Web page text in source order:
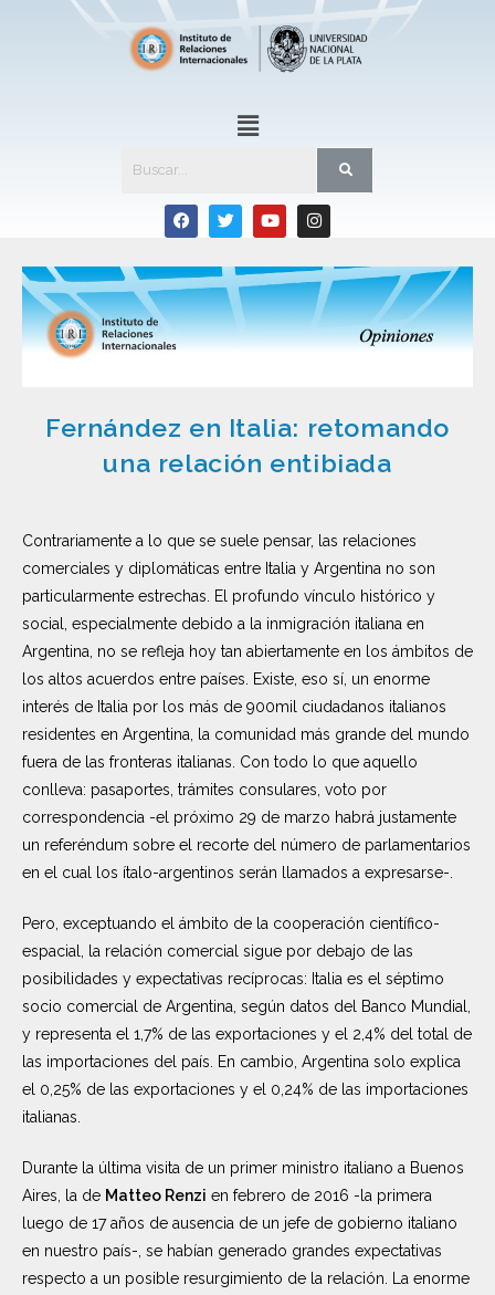
Fernández en Italia: retomando
una relación entibiada
Contrariamente a lo que se suele pensar, las relaciones
comerciales y diplomáticas entre Italia y Argentina no son
particularmente estrechas. El profundo vínculo histórico y
social, especialmente debido a la inmigración italiana en
Argentina, no se refleja hoy tan abiertamente en los ámbitos de
los altos acuerdos entre países. Existe, eso sí, un enorme
interés de Italia por los más de 900mil ciudadanos italianos
residentes en Argentina, la comunidad más grande del mundo
fuera de las fronteras italianas. Con todo lo que aquello
conlleva: pasaportes, trámites consulares, voto por
correspondencia -el próximo 29 de marzo habrá justamente
un referéndum sobre el recorte del número de parlamentarios
en el cual los ítalo-argentinos serán llamados a expresarse-.
Pero, exceptuando el ámbito de la cooperación científico-
espacial, la relación comercial sigue por debajo de las
posibilidades y expectativas recíprocas: Italia es el séptimo
socio comercial de Argentina, según datos del Banco Mundial,
y representa el 1,7% de las exportaciones y el 2,4% del total de
las importaciones del país. En cambio, Argentina solo explica
el 0,25% de las exportaciones y el 0,24% de las importaciones
italianas.
Durante la última visita de un primer ministro italiano a Buenos
Aires, la de Matteo Renzi en febrero de 2016 -la primera
luego de 17 años de ausencia de un jefe de gobierno italiano
en nuestro país-, se habían generado grandes expectativas
respecto a un posible resurgimiento de la relación. La enorme